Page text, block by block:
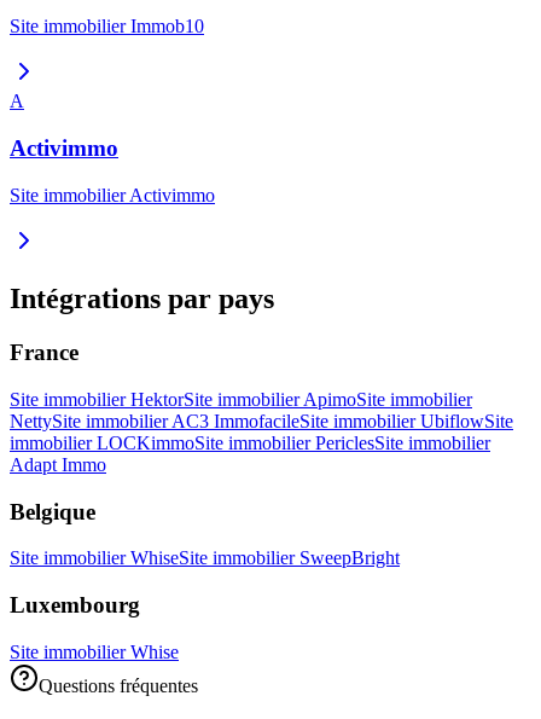
Site immobilierImmob10
A
Activimmo
Site immobilierActivimmo
Intégrations par pays
France
Site immobilierHektorSite immobilierApimoSite immobilier
NettySite immobilierAC3 ImmofacileSite immobilierUbiflowSite
immobilierLOCKimmoSite immobilierPericlesSite immobilier
Adapt Immo
Belgique
Site immobilierWhiseSite immobilier SweepBright
Luxembourg
Site immobilierWhise
Questions fréquentes